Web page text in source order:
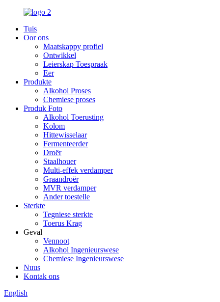
Tuis
Oor ons
Maatskappy profiel
Ontwikkel
Leierskap Toespraak
Eer
Produkte
Alkohol Proses
Chemiese proses
Produk Foto
Alkohol Toerusting
Kolom
Hittewisselaar
Fermenteerder
Droër
Staalhouer
Multi-effek verdamper
Graandroër
MVR verdamper
Ander toestelle
Sterkte
Tegniese sterkte
Toerus Krag
Geval
Vennoot
Alkohol Ingenieurswese
Chemiese Ingenieurswese
Nuus
Kontak ons
English